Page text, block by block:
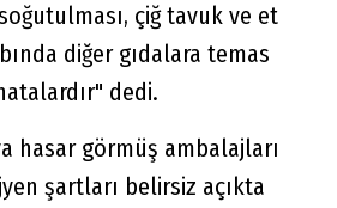
çiğ tavuk ve et
diğer gıdalara temas
dedi.
hasar görmüş ambalajları
şartları belirsiz açıkta